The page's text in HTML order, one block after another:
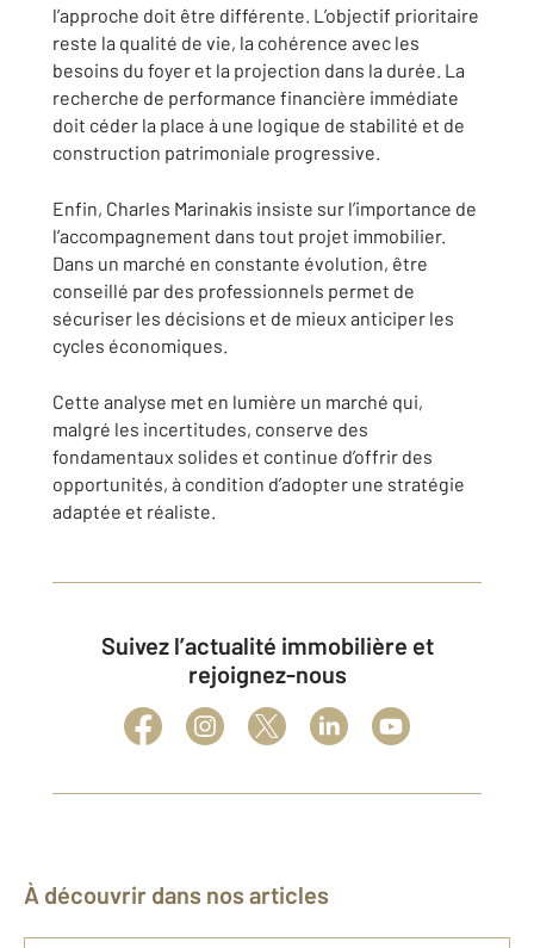
l’approche doit être différente. L’objectif prioritaire
reste la qualité de vie, la cohérence avec les
besoins du foyer et la projection dans la durée. La
recherche de performance financière immédiate
doit céder la place à une logique de stabilité et de
construction patrimoniale progressive.
Enfin, Charles Marinakis insiste sur l’importance de
l’accompagnement dans tout projet immobilier.
Dans un marché en constante évolution, être
conseillé par des professionnels permet de
sécuriser les décisions et de mieux anticiper les
cycles économiques.
Cette analyse met en lumière un marché qui,
malgré les incertitudes, conserve des
fondamentaux solides et continue d’offrir des
opportunités, à condition d’adopter une stratégie
adaptée et réaliste.
Suivez l’actualité immobilière et
rejoignez-nous
À découvrir dans nos articles